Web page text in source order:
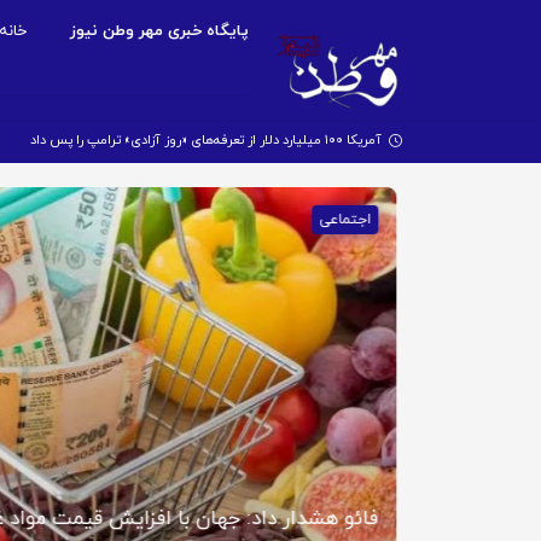
پایگاه خبری مهر وطن نیوز خانه
آمریکا ۱۰۰ میلیارد دلار از تعرفه‌های «روز آزادی» ترامپ را پس داد
اجتماعی
فائو هشدار داد: جهان با افزایش قیمت